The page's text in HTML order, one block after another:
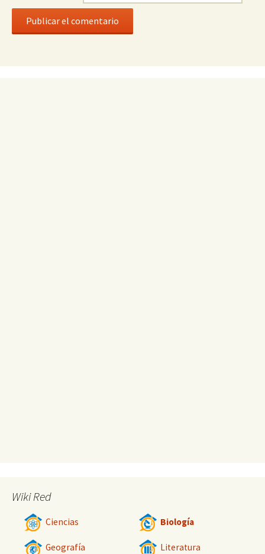
Wiki Red
Ciencias Biología
Geografía Literatura